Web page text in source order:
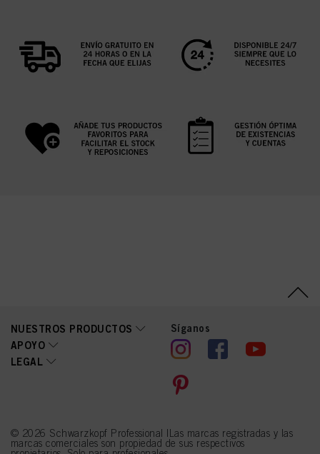
NUESTROS PRODUCTOS
APOYO
LEGAL
Síganos
© 2026 Schwarzkopf Professional |Las marcas registradas y las
marcas comerciales son propiedad de sus respectivos